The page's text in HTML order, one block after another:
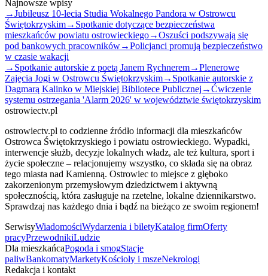
Najnowsze wpisy
→Jubileusz 10-lecia Studia Wokalnego Pandora w Ostrowcu
Świętokrzyskim→ Spotkanie dotyczące bezpieczeństwa
mieszkańców powiatu ostrowieckiego→Oszuści podszywają się
pod bankowych pracowników→Policjanci promują bezpieczeństwo
w czasie wakacji
→ Spotkanie autorskie z poetą Janem Rychnerem→Plenerowe
Zajęcia Jogi w Ostrowcu Świętokrzyskim→ Spotkanie autorskie z
Dagmarą Kalinko w Miejskiej Bibliotece Publicznej →Ćwiczenie
systemu ostrzegania 'Alarm 2026' w województwie świętokrzyskim
ostrowiectv.pl
ostrowiectv.pl to codzienne źródło informacji dla mieszkańców
Ostrowca Świętokrzyskiego i powiatu ostrowieckiego. Wypadki,
interwencje służb, decyzje lokalnych władz, ale też kultura, sport i
życie społeczne – relacjonujemy wszystko, co składa się na obraz
tego miasta nad Kamienną. Ostrowiec to miejsce z głęboko
zakorzenionym przemysłowym dziedzictwem i aktywną
społecznością, która zasługuje na rzetelne, lokalne dziennikarstwo.
Sprawdzaj nas każdego dnia i bądź na bieżąco ze swoim regionem!
SerwisyWiadomościWydarzenia i biletyKatalog firmOferty
pracyPrzewodnikiLudzie
Dla mieszkańcaPogoda i smogStacje
paliwBankomatyMarketyKościoły i mszeNekrologi
Redakcja i kontakt